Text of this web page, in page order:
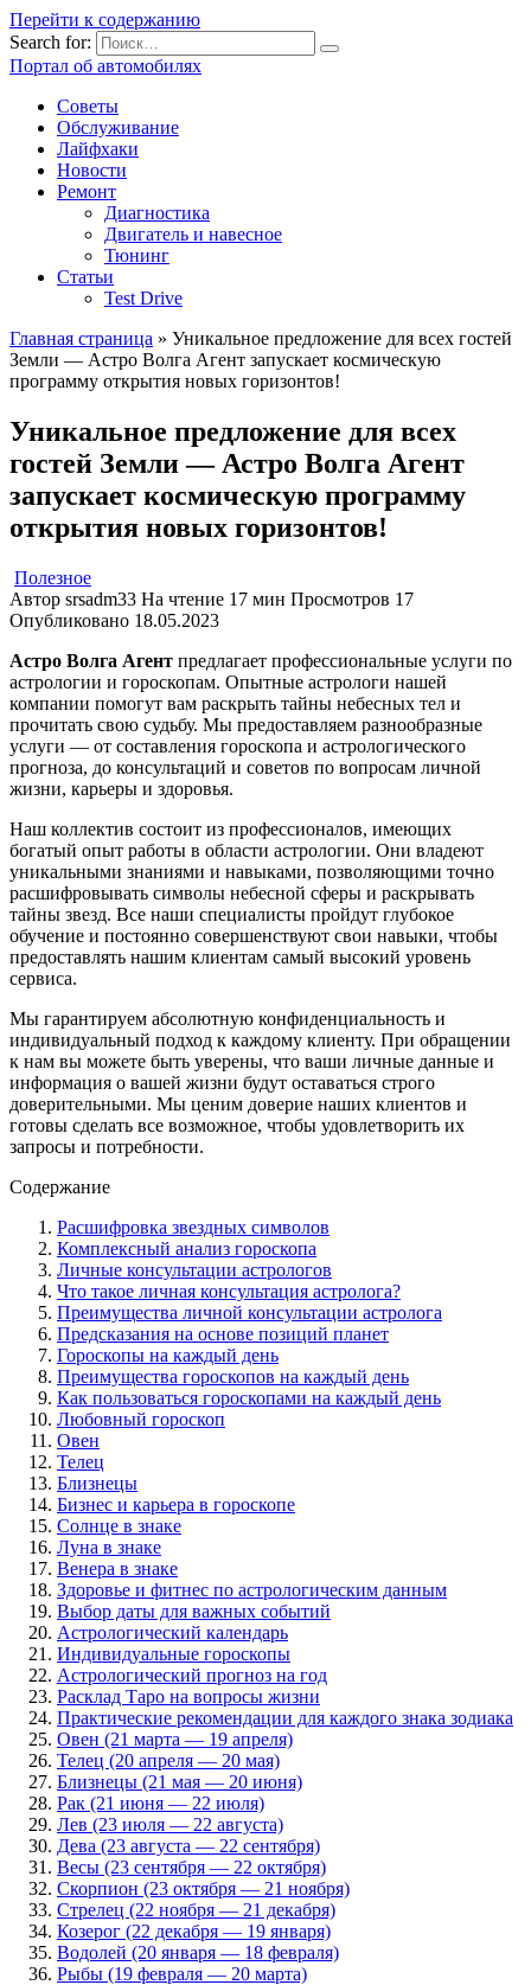
Перейти к содержанию
Search for:
Портал об автомобилях
Советы
Обслуживание
Лайфхаки
Новости
Ремонт
Диагностика
Двигатель и навесное
Тюнинг
Статьи
Test Drive
Главная страница » Уникальное предложение для всех гостей
Земли — Астро Волга Агент запускает космическую
программу открытия новых горизонтов!
Уникальное предложение для всех
гостей Земли — Астро Волга Агент
запускает космическую программу
открытия новых горизонтов!
Полезное
Автор srsadm33 На чтение 17 мин Просмотров 17
Опубликовано 18.05.2023
Астро Волга Агент предлагает профессиональные услуги по
астрологии и гороскопам. Опытные астрологи нашей
компании помогут вам раскрыть тайны небесных тел и
прочитать свою судьбу. Мы предоставляем разнообразные
услуги — от составления гороскопа и астрологического
прогноза, до консультаций и советов по вопросам личной
жизни, карьеры и здоровья.
Наш коллектив состоит из профессионалов, имеющих
богатый опыт работы в области астрологии. Они владеют
уникальными знаниями и навыками, позволяющими точно
расшифровывать символы небесной сферы и раскрывать
тайны звезд. Все наши специалисты пройдут глубокое
обучение и постоянно совершенствуют свои навыки, чтобы
предоставлять нашим клиентам самый высокий уровень
сервиса.
Мы гарантируем абсолютную конфиденциальность и
индивидуальный подход к каждому клиенту. При обращении
к нам вы можете быть уверены, что ваши личные данные и
информация о вашей жизни будут оставаться строго
доверительными. Мы ценим доверие наших клиентов и
готовы сделать все возможное, чтобы удовлетворить их
запросы и потребности.
Содержание
Расшифровка звездных символов
Комплексный анализ гороскопа
Личные консультации астрологов
Что такое личная консультация астролога?
Преимущества личной консультации астролога
Предсказания на основе позиций планет
Гороскопы на каждый день
Преимущества гороскопов на каждый день
Как пользоваться гороскопами на каждый день
Любовный гороскоп
Овен
Телец
Близнецы
Бизнес и карьера в гороскопе
Солнце в знаке
Луна в знаке
Венера в знаке
Здоровье и фитнес по астрологическим данным
Выбор даты для важных событий
Астрологический календарь
Индивидуальные гороскопы
Астрологический прогноз на год
Расклад Таро на вопросы жизни
Практические рекомендации для каждого знака зодиака
Овен (21 марта — 19 апреля)
Телец (20 апреля — 20 мая)
Близнецы (21 мая — 20 июня)
Рак (21 июня — 22 июля)
Лев (23 июля — 22 августа)
Дева (23 августа — 22 сентября)
Весы (23 сентября — 22 октября)
Скорпион (23 октября — 21 ноября)
Стрелец (22 ноября — 21 декабря)
Козерог (22 декабря — 19 января)
Водолей (20 января — 18 февраля)
Рыбы (19 февраля — 20 марта)